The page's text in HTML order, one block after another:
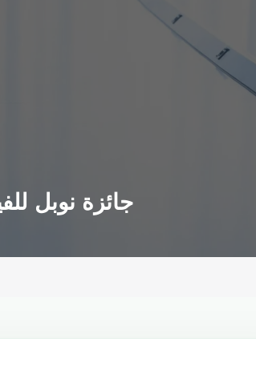
جائزة نوبل